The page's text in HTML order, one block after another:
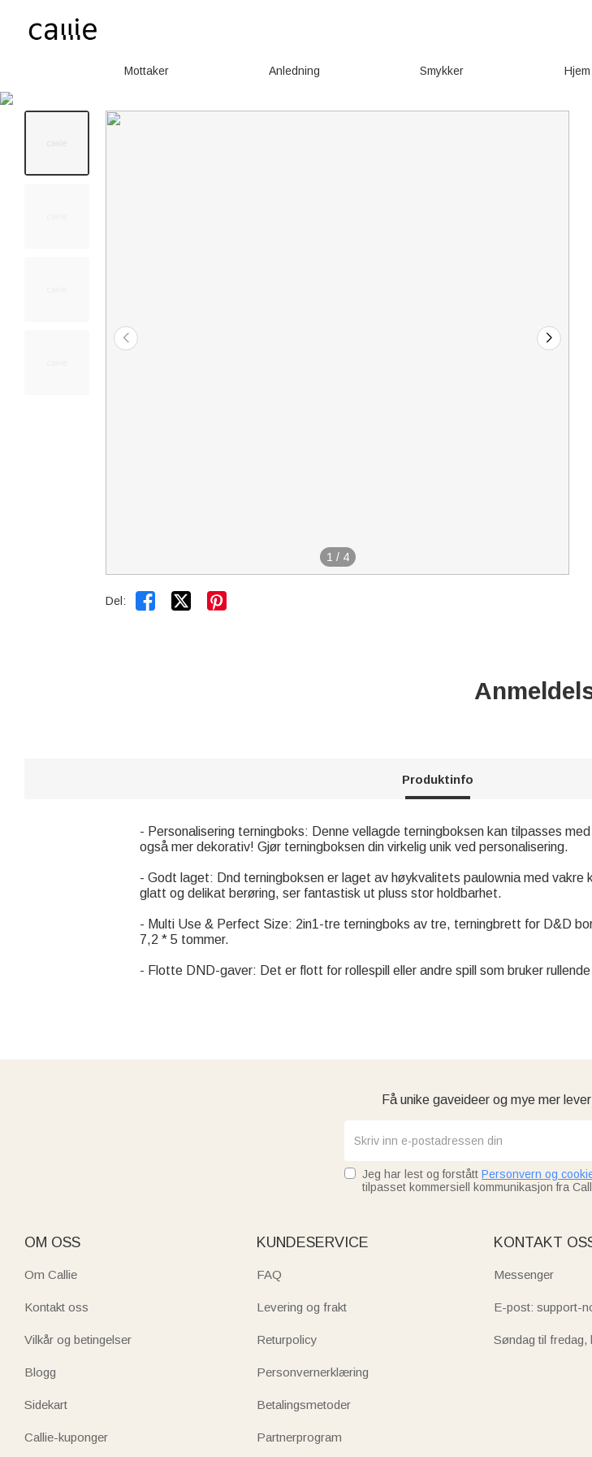
Mottaker Anledning Smykker
1 / 4
Del:  
Produktinfo
- Personalisering terningboks: Denne vellagde terningboksen kan tilpasses
også mer dekorativ! Gjør terningboksen din virkelig unik ved personalisering.
- Godt laget: Dnd terningboksen er laget av høykvalitets paulownia med
glatt og delikat berøring, ser fantastisk ut pluss stor holdbarhet.
- Multi Use & Perfect Size: 2in1-tre terningboks av tre, terningbrett for D&D
7,2 * 5 tommer.
- Flotte DND-gaver: Det er flott for rollespill eller andre spill som bruker
Få unike gaveideer og mye mer
Jeg har lest og forstått Personvern og
tilpasset kommersiell kommunikasjon fra
OM OSS
Om Callie
Kontakt oss
Vilkår og betingelser
Blogg
Sidekart
Callie-kuponger
KUNDESERVICE
FAQ
Levering og frakt
Returpolicy
Personvernerklæring
Betalingsmetoder
Partnerprogram
KONTAKT
Messenger
E-post: support-
Søndag til fredag,